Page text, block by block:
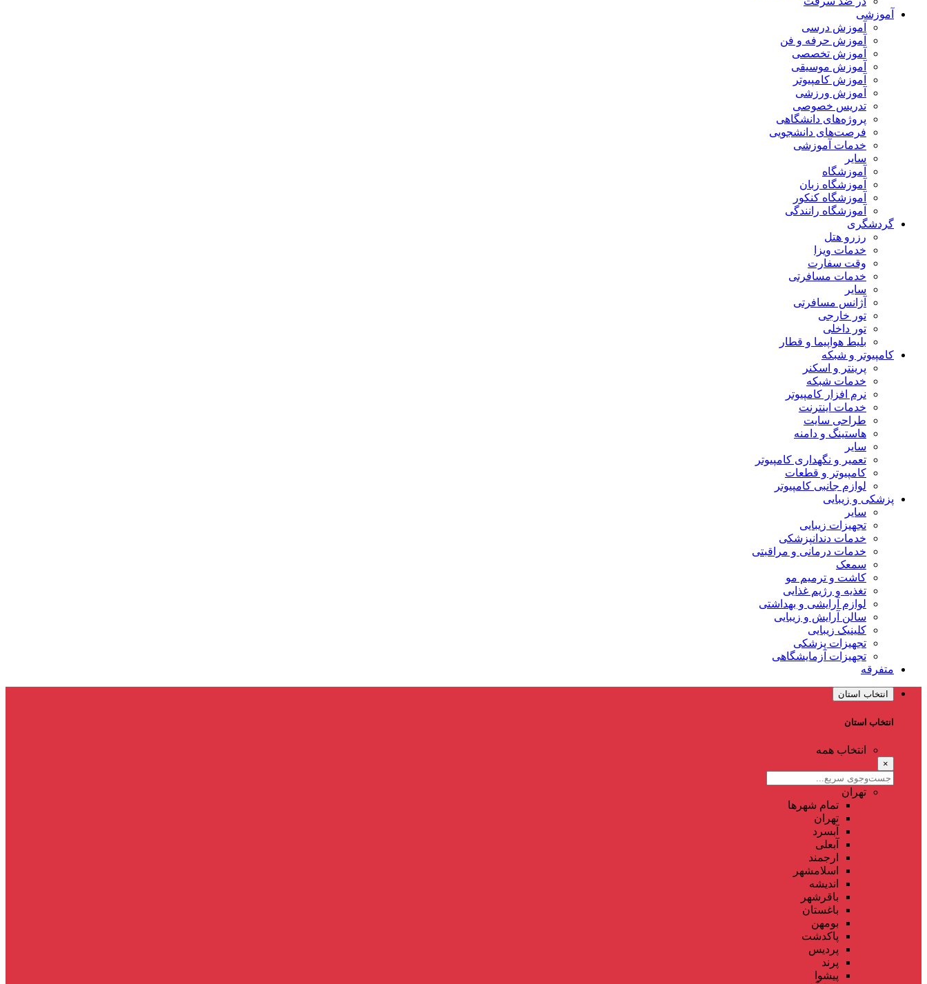
آموزشی
آموزش درسی
آموزش حرفه و فن
آموزش تخصصی
آموزش موسیقی
آموزش کامپیوتر
آموزش ورزشی
تدریس خصوصی
پروژه‌های دانشگاهی
فرصت‌های دانشجویی
خدمات آموزشی
سایر
آموزشگاه
آموزشگاه زبان
آموزشگاه کنکور
آموزشگاه رانندگی
گردشگری
رزرو هتل
خدمات ویزا
وقت سفارت
خدمات مسافرتی
سایر
آژانس مسافرتی
تور خارجی
تور داخلی
بلیط هواپیما و قطار
کامپیوتر و شبکه
پرینتر و اسکنر
خدمات شبکه
نرم افزار کامپیوتر
خدمات اینترنت
طراحی سایت
هاستینگ و دامنه
سایر
تعمیر و نگهداری کامپیوتر
کامپیوتر و قطعات
لوازم جانبی کامپیوتر
پزشکی و زیبایی
سایر
تجهیزات زیبایی
خدمات دندانپزشکی
خدمات درمانی و مراقبتی
سمعک
کاشت و ترمیم مو
تغذیه و رژیم غذایی
لوازم آرایشی و بهداشتی
سالن آرایش و زیبایی
کلینیک زیبایی
تجهیزات پزشکی
تجهیزات آزمایشگاهی
متفرقه
انتخاب استان
انتخاب استان
انتخاب همه
×
تهران
تمام شهر‌ها
تهران
آبسرد
آبعلی
ارجمند
اسلامشهر
اندیشه
باقرشهر
باغستان
بومهن
پاکدشت
پردیس
پرند
پیشوا